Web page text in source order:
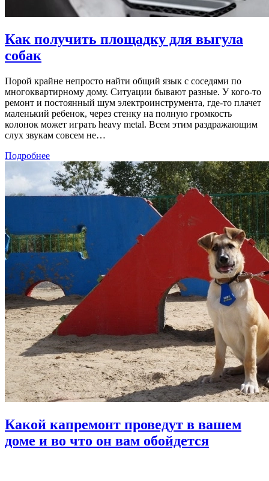
Как получить площадку для выгула
собак
Порой крайне непросто найти общий язык с соседями по
многоквартирному дому. Ситуации бывают разные. У кого-то
ремонт и постоянный шум электроинструмента, где-то плачет
маленький ребенок, через стенку на полную громкость
колонок может играть heavy metal. Всем этим раздражающим
слух звукам совсем не…
Подробнее
Какой капремонт проведут в вашем
доме и во что он вам обойдется